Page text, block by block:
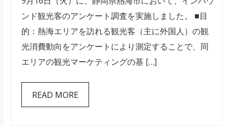
月
熱
海
市
イ
ン
バ
ンド観光客のアンケート調査を実施しました。 ■目
的：熱海エリアを訪れる観光客（主に外国人）の観
光消費動向をアンケートにより測定することで、同
エリアの観光マーケティングの基 […]
READ MORE